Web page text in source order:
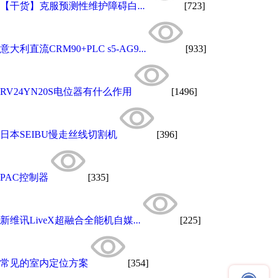
【干货】克服预测性维护障碍白... [723]
意大利直流CRM90+PLC s5-AG9... [933]
RV24YN20S电位器有什么作用 [1496]
日本SEIBU慢走丝线切割机 [396]
PAC控制器 [335]
新维讯LiveX超融合全能机自媒... [225]
常见的室内定位方案 [354]